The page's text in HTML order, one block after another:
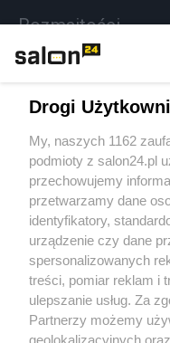
Rozmaitości
Sport
Społeczeństwo
Kultura
X
Drogi
My, naszych 1162
podmioty z salon24.pl
przechowujemy
przetwarzamy dane
identyfikatory,
urządzenie czy dane
spersonalizowanych
treści, pomiar reklam i
ulepszanie usług. Za
Partnerzy możemy
geolokalizacyjnych